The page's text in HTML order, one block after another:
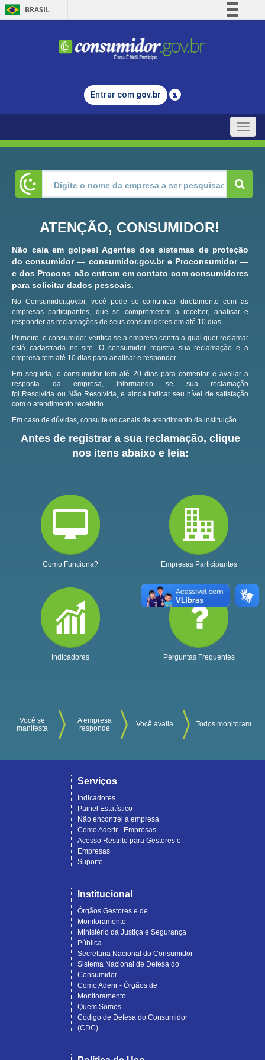
BRASIL
Comunica BR
Legislação
Entrar com gov.br
Toggle
ATENÇÃO, CONSUMIDOR!
Não caia em golpes! Agentes dos sistemas de proteção
do consumidor — consumidor.gov.br e Proconsumidor —
e dos Procons não entram em contato com consumidores
para solicitar dados pessoais.
No Consumidor.gov.br, você pode se comunicar diretamente com as
empresas participantes, que se comprometem a receber, analisar e
responder as reclamações de seus consumidores em até 10 dias.
Primeiro, o consumidor verifica se a empresa contra a qual quer reclamar
está cadastrada no site.O consumidor registra sua reclamação e a
empresa tem até 10 dias para analisar e responder.
Em seguida, o consumidor tem até 20 dias para comentar e avaliar a
resposta da empresa, informando se sua reclamação
foi Resolvida ou Não Resolvida, e ainda indicar seu nível de satisfação
com o atendimento recebido.
Em caso de dúvidas, consulte os canais de atendimento da instituição.
Antes de registrar a sua reclamação, clique
nos itens abaixo e leia:
Como Funciona? Empresas Participantes
Indicadores Perguntas Frequentes
Você se
manifesta
A empresa
responde
Você avalia Todos monitoram
Serviços
Indicadores
Painel Estatístico
Não encontrei a empresa
Como Aderir - Empresas
Acesso Restrito para Gestores e
Empresas
Suporte
Institucional
Órgãos Gestores e de
Monitoramento
Ministério da Justiça e Segurança
Pública
Secretaria Nacional do Consumidor
Sistema Nacional de Defesa do
Consumidor
Como Aderir - Órgãos de
Monitoramento
Quem Somos
Código de Defesa do Consumidor
(CDC)